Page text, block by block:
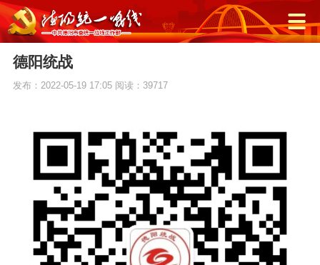
德阳统战
发布：2022-05-19 17:05 阅读：39717